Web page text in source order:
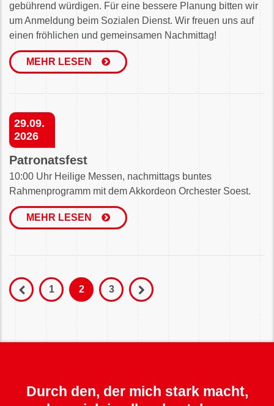
gebührend würdigen. Für eine bessere Planung bitten wir
um Anmeldung beim Sozialen Dienst. Wir freuen uns auf
einen fröhlichen und gemeinsamen Nachmittag!
MEHR LESEN
29.09.
2026
Patronatsfest
10:00 Uhr Heilige Messen, nachmittags buntes
Rahmenprogramm mit dem Akkordeon Orchester Soest.
MEHR LESEN
1 2 3
Durch den, der mich stark macht,